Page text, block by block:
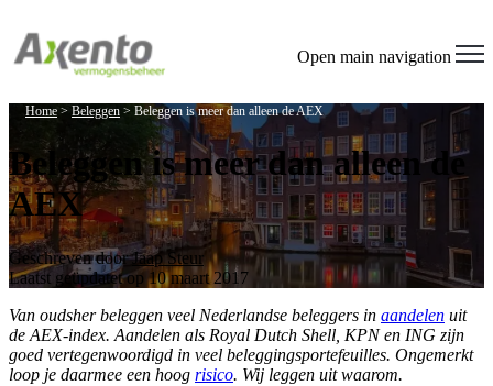
Open main navigation
Home > Beleggen > Beleggen is meer dan alleen de AEX
Beleggen is meer dan alleen de
AEX
Geschreven doorJaap Steur
Laatst geüpdatet op 10 maart 2017
Van oudsher beleggen veel Nederlandse beleggers in aandelen uit
de AEX-index. Aandelen als Royal Dutch Shell, KPN en ING zijn
goed vertegenwoordigd in veel beleggingsportefeuilles. Ongemerkt
loop je daarmee een hoog risico. Wij leggen uit waarom.